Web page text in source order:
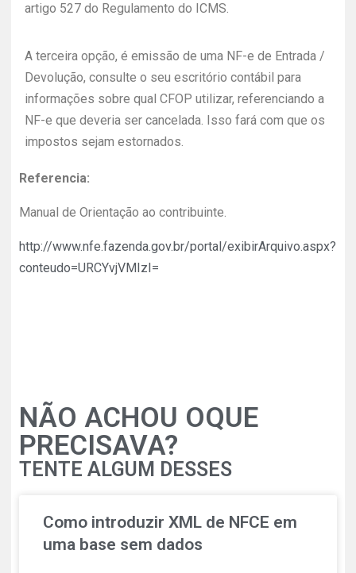
artigo 527 do Regulamento do ICMS.
A terceira opção, é emissão de uma NF-e de Entrada /
Devolução, consulte o seu escritório contábil para
informações sobre qual CFOP utilizar, referenciando a
NF-e que deveria ser cancelada. Isso fará com que os
impostos sejam estornados.
Referencia:
Manual de Orientação ao contribuinte.
http://www.nfe.fazenda.gov.br/portal/exibirArquivo.aspx?
conteudo=URCYvjVMIzI=
NÃO ACHOU OQUE
PRECISAVA?
TENTE ALGUM DESSES
Como introduzir XML de NFCE em
uma base sem dados